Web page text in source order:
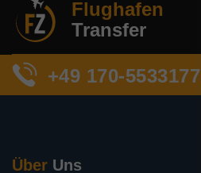
Flughafen
Transfer
+49 170-5533177
Über Uns